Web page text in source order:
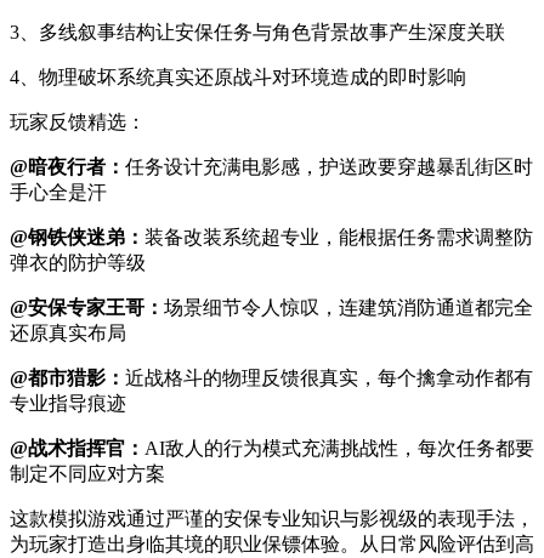
3、多线叙事结构让安保任务与角色背景故事产生深度关联
4、物理破坏系统真实还原战斗对环境造成的即时影响
玩家反馈精选：
@暗夜行者： 任务设计充满电影感，护送政要穿越暴乱街区时
手心全是汗
@钢铁侠迷弟： 装备改装系统超专业，能根据任务需求调整防
弹衣的防护等级
@安保专家王哥： 场景细节令人惊叹，连建筑消防通道都完全
还原真实布局
@都市猎影： 近战格斗的物理反馈很真实，每个擒拿动作都有
专业指导痕迹
@战术指挥官： AI敌人的行为模式充满挑战性，每次任务都要
制定不同应对方案
这款模拟游戏通过严谨的安保专业知识与影视级的表现手法，
为玩家打造出身临其境的职业保镖体验。从日常风险评估到高